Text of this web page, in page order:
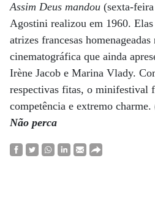
Assim Deus mandou (sexta-
Agostini realizou em 1960.
atrizes francesas homenageadas
cinematográfica que ainda
Irène Jacob e Marina Vlady.
respectivas fitas, o minifestival
competência e extremo charme.
Não perca